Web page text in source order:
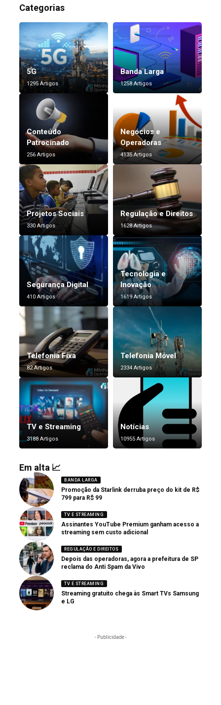
Categorias
5G
1295 Artigos
Banda Larga
1258 Artigos
Conteúdo
Patrocinado
256 Artigos
Negócios e
Operadoras
4135 Artigos
Projetos Sociais
330 Artigos
Regulação e Direitos
1628 Artigos
Segurança Digital
410 Artigos
Tecnologia e
Inovação
1619 Artigos
Telefonia Fixa
82 Artigos
Telefonia Móvel
2334 Artigos
TV e Streaming
3188 Artigos
Notícias
10955 Artigos
Em alta 📈
BANDA LARGA
Promoção da Starlink derruba preço do kit de R$
799 para R$ 99
TV E STREAMING
Assinantes YouTube Premium ganham acesso a
streaming sem custo adicional
REGULAÇÃO E DIREITOS
Depois das operadoras, agora a prefeitura de SP
reclama do Anti Spam da Vivo
TV E STREAMING
Streaming gratuito chega às Smart TVs Samsung
e LG
- Publicidade -